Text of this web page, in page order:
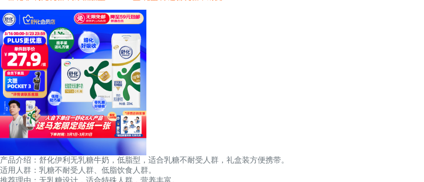
产品介绍：舒化伊利无乳糖牛奶，低脂型，适合乳糖不耐受人群，礼盒装方便携带。
适用人群：乳糖不耐受人群、低脂饮食人群。